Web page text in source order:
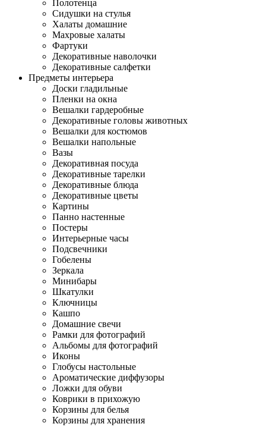
Полотенца
Сидушки на стулья
Халаты домашние
Махровые халаты
Фартуки
Декоративные наволочки
Декоративные салфетки
Предметы интерьера
Доски гладильные
Пленки на окна
Вешалки гардеробные
Декоративные головы животных
Вешалки для костюмов
Вешалки напольные
Вазы
Декоративная посуда
Декоративные тарелки
Декоративные блюда
Декоративные цветы
Картины
Панно настенные
Постеры
Интерьерные часы
Подсвечники
Гобелены
Зеркала
Минибары
Шкатулки
Ключницы
Кашпо
Домашние свечи
Рамки для фотографий
Альбомы для фотографий
Иконы
Глобусы настольные
Ароматические диффузоры
Ложки для обуви
Коврики в прихожую
Корзины для белья
Корзины для хранения